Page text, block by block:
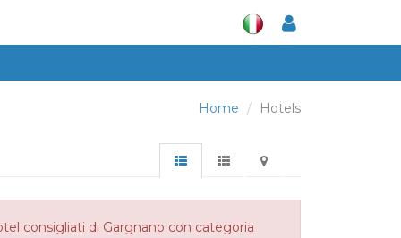
Home Hotels
consigliati di Gargnano con categoria